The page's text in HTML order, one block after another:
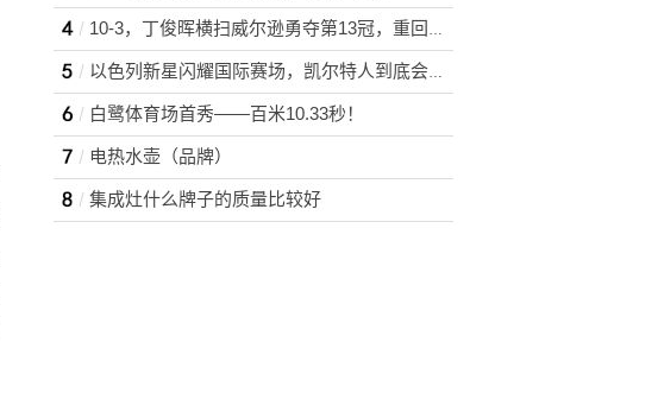
10-3，丁俊晖横扫威尔逊勇夺第13冠，重回福地能否再现辉煌
以色列新星闪耀国际赛场，凯尔特人到底会在什么时候签下他？
白鹭体育场首秀——百米10.33秒！
电热水壶（品牌）
集成灶什么牌子的质量比较好